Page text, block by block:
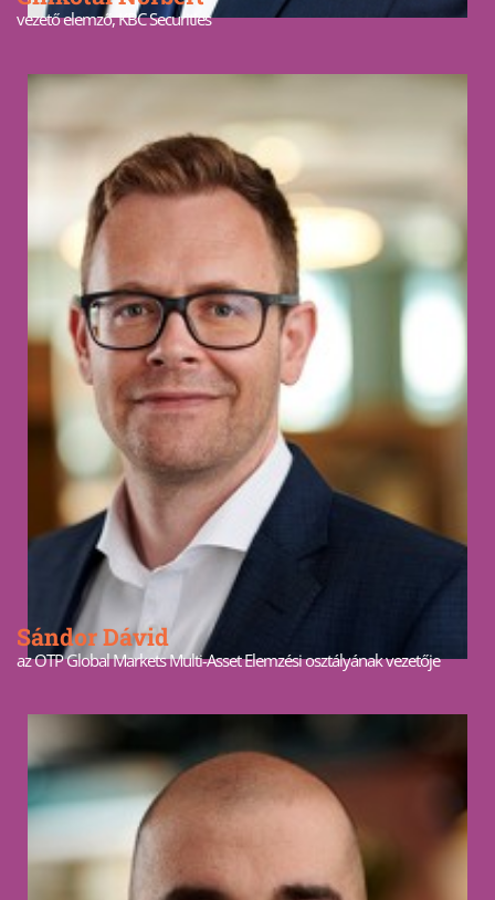
vezető elemző, KBC Securities
Sándor Dávid
az OTP Global Markets Multi-Asset Elemzési osztályának vezetője